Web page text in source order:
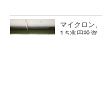
マイクロン
1.5兆円投資